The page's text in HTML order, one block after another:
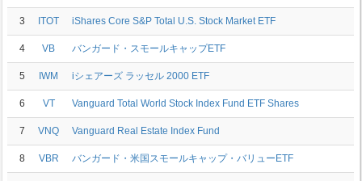
3 ITOT iShares Core S&P Total U.S. Stock Market ETF
4 VB バンガード・スモールキャップETF
5 IWM iシェアーズ ラッセル 2000 ETF
6 VT Vanguard Total World Stock Index Fund ETF Shares
7 VNQ Vanguard Real Estate Index Fund
8 VBR バンガード・米国スモールキャップ・バリューETF